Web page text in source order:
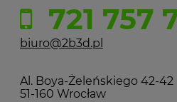
721 757
biuro@2b3d.pl
Al. Boya-Żeleńskiego 42-42
51-160 Wrocław